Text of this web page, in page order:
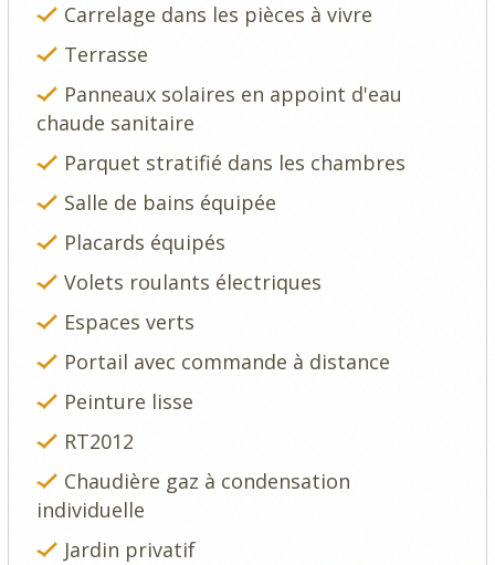
Carrelage dans les pièces à vivre
Terrasse
Panneaux solaires en appoint d'eau
chaude sanitaire
Parquet stratifié dans les chambres
Salle de bains équipée
Placards équipés
Volets roulants électriques
Espaces verts
Portail avec commande à distance
Peinture lisse
RT2012
Chaudière gaz à condensation
individuelle
Jardin privatif